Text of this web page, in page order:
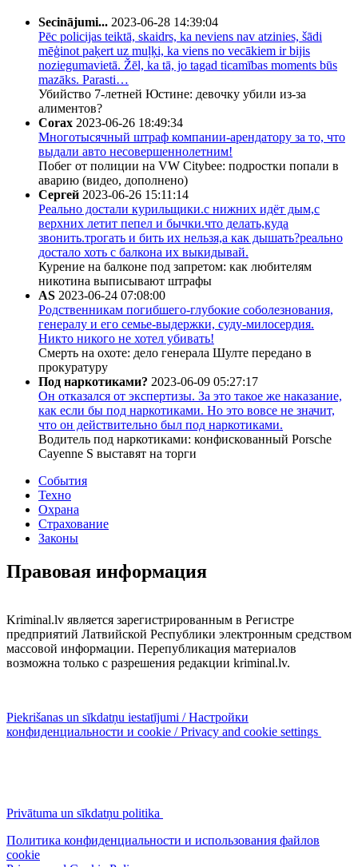
Secinājumi... 2023-06-28 14:39:04
Pēc policijas teiktā, skaidrs, ka neviens nav atzinies, šādi
mēģinot paķert uz muļķi, ka viens no vecākiem ir bijis
noziegumavietā. Žēl, ka tā, jo tagad ticamības moments būs
mazāks. Parasti…
Убийство 7-летней Юстине: девочку убили из-за
алиментов?
Corax 2023-06-26 18:49:34
Многотысячный штраф компании-арендатору за то, что
выдали авто несовершеннолетним!
Побег от полиции на VW Citybee: подростки попали в
аварию (видео, дополнено)
Сергей 2023-06-26 15:11:14
Реально достали курильщики.с нижних идёт дым,с
верхних летит пепел и бычки.что делать,куда
звонить.трогать и бить их нельзя,а как дышать?реально
достало хоть с балкона их выкидывай.
Курение на балконе под запретом: как любителям
никотина выписывают штрафы
AS 2023-06-24 07:08:00
Родственникам погибшего-глубокие соболезнования,
генералу и его семье-выдержки, суду-милосердия.
Никто никого не хотел убивать!
Смерть на охоте: дело генерала Шулте передано в
прокуратуру
Под наркотиками? 2023-06-09 05:27:17
Он отказался от экспертизы. За это такое же наказание,
как если бы под наркотиками. Но это вовсе не значит,
что он действительно был под наркотиками.
Водитель под наркотиками: конфискованный Porsche
Cayenne S выставят на торги
События
Техно
Охрана
Страхование
Законы
Правовая информация
Kriminal.lv является зарегистрированным в Регистре
предприятий Латвийской Республики электронным средством
массовой информации. Перепубликация материалов
возможна только с разрешения редакции kriminal.lv.
Piekrišanas un sīkdatņu iestatījumi / Настройки
конфиденциальности и cookie / Privacy and cookie settings
Privātuma un sīkdatņu politika
Политика конфиденциальности и использования файлов
cookie